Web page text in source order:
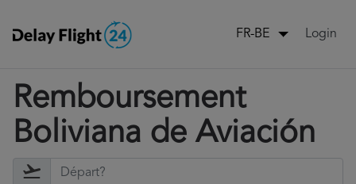
FR-BE Login
Remboursement
Boliviana de Aviación